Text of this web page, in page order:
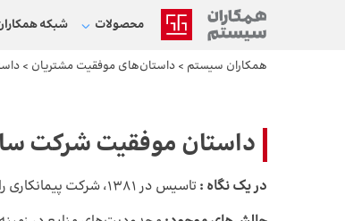
محصولات شبکه‌
همکاران سیستم > داستان‌های موفقیت مشتریان >
داستان موفقیت شرکت
در یک نگاه : تاسیس در ۱۳۸۱، شرکت پیمانکاری راهسازی، فعال در صنعت تونل و ایستگاه مترو با ۶۸۰ کارمند، و دارای رتبه ۱ بخش راه و ابنیه